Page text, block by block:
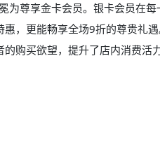
为尊享金卡会员。银卡会员在
，更能畅享全场9折的尊贵礼
购买欲望，提升了店内消费